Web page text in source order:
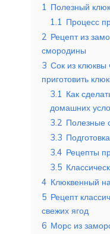
1 Полезный
1.1 Процесс
2 Рецепт из
смородины
3 Сок из клюквы
приготовить
3.1 Как
домашних
3.2 Полезные
3.3
3.4 Рецепты
3.5
4 Клюквенный
5 Рецепт
свежих ягод
6 Морс из